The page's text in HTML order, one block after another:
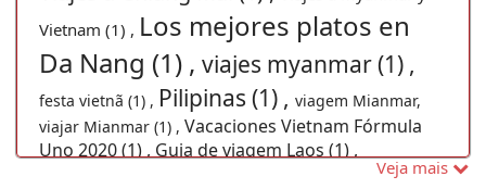
Vietnam (1) , Los mejores platos en
Da Nang (1) , viajes myanmar (1) ,
festa vietnã (1) , Pilipinas (1) , viagem Mianmar,
viajar Mianmar (1) , Vacaciones Vietnam Fórmula
Uno 2020 (1) , Guia de viagem Laos (1) ,
Férias em Camboja (1) ,
Veja mais